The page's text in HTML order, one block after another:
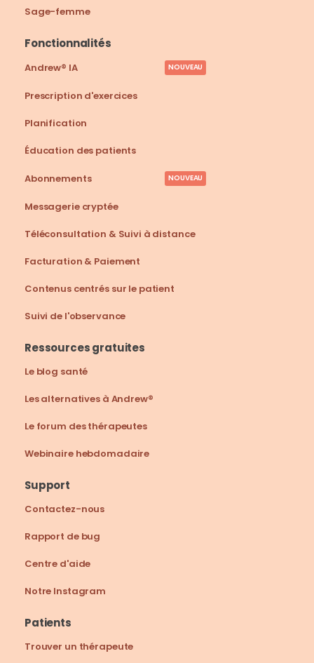
Sage-femme
Fonctionnalités
Prescription d'exercices
Planification
Éducation des patients
Andrew® IA NOUVEAU
Messagerie cryptée
Téléconsultation & Suivi à distance
Facturation & Paiement
Abonnements NOUVEAU
Contenus centrés sur le patient
Suivi de l'observance
Ressources gratuites
Le blog santé
Les alternatives à Andrew®
Le forum des thérapeutes
Webinaire hebdomadaire
Support
Rapport de bug
Contactez-nous
Notre Instagram
Centre d'aide
Patients
Trouver un thérapeute